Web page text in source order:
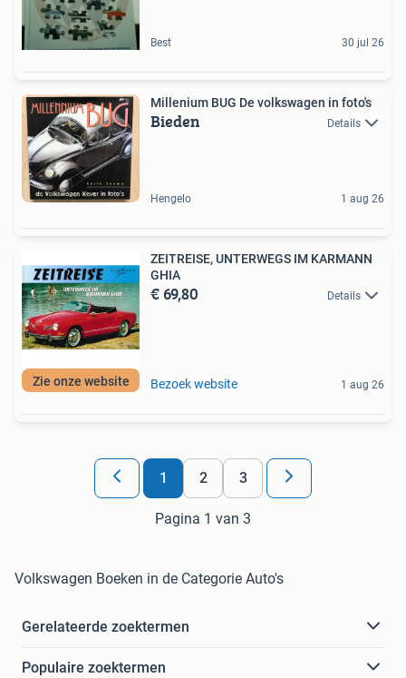
Best 30 jul 26
Millenium BUG De volkswagen in foto's
Bieden Details
Hengelo 1 aug 26
Zie onze website
ZEITREISE, UNTERWEGS IM KARMANN
GHIA
€ 69,80 Details
Bezoek website 1 aug 26
1 2 3
Pagina 1 van 3
Volkswagen Boeken in de Categorie Auto's
Gerelateerde zoektermen
Populaire zoektermen